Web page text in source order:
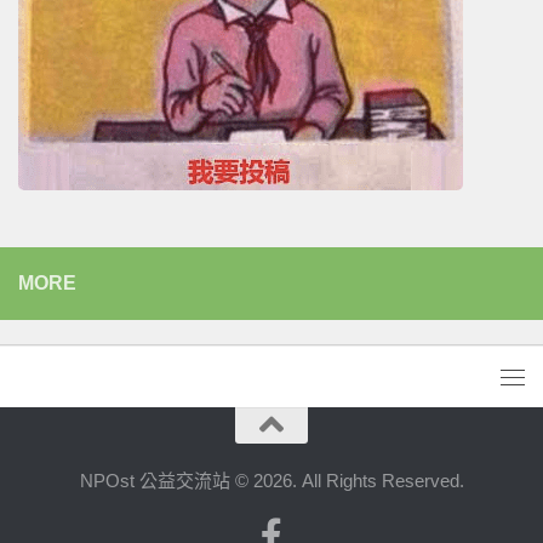
MORE
NPOst 公益交流站 © 2026. All Rights Reserved.